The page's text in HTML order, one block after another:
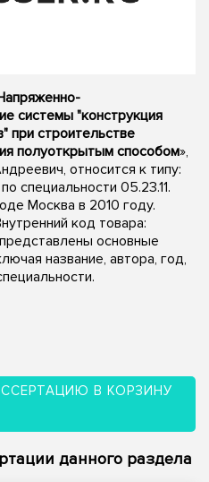
системы "конструкция
при строительстве
полуоткрытым способом»,
относится к типу:
специальности 05.23.11.
Москва в 2010 году.
код товара:
основные
название, автора, год,
В КОРЗИНУ
данного раздела